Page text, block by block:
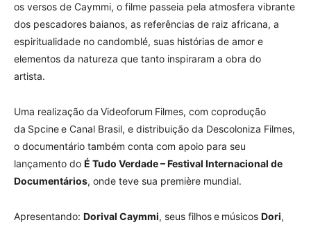
os versos de Caymmi, o filme passeia pela atmosfera vibrante
dos pescadores baianos, as referências de raiz africana, a
espiritualidade no candomblé, suas histórias de amor e
elementos da natureza que tanto inspiraram a obra do
artista.
Uma realização da Videoforum Filmes, com coprodução
da Spcine e Canal Brasil, e distribuição da Descoloniza Filmes,
o documentário também conta com apoio para seu
lançamento do É Tudo Verdade – Festival Internacional de
Documentários, onde teve sua première mundial.
Apresentando: Dorival Caymmi, seus filhos e músicos Dori,